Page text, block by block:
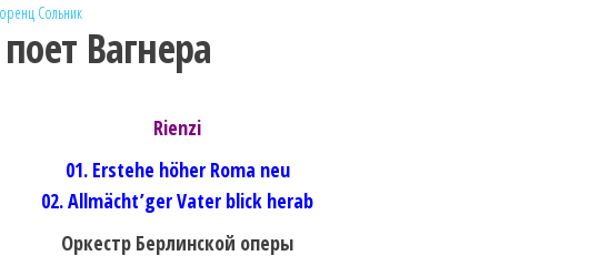
Сольник
Вагнера
Rienzi
01. Erstehe höher Roma neu
02. Allmächt’ger Vater blick herab
Оркестр Берлинской оперы